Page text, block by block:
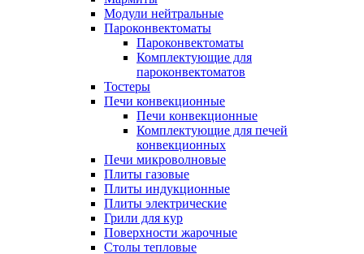
Модули нейтральные
Пароконвектоматы
Пароконвектоматы
Комплектующие для
пароконвектоматов
Тостеры
Печи конвекционные
Печи конвекционные
Комплектующие для печей
конвекционных
Печи микроволновые
Плиты газовые
Плиты индукционные
Плиты электрические
Грили для кур
Поверхности жарочные
Столы тепловые